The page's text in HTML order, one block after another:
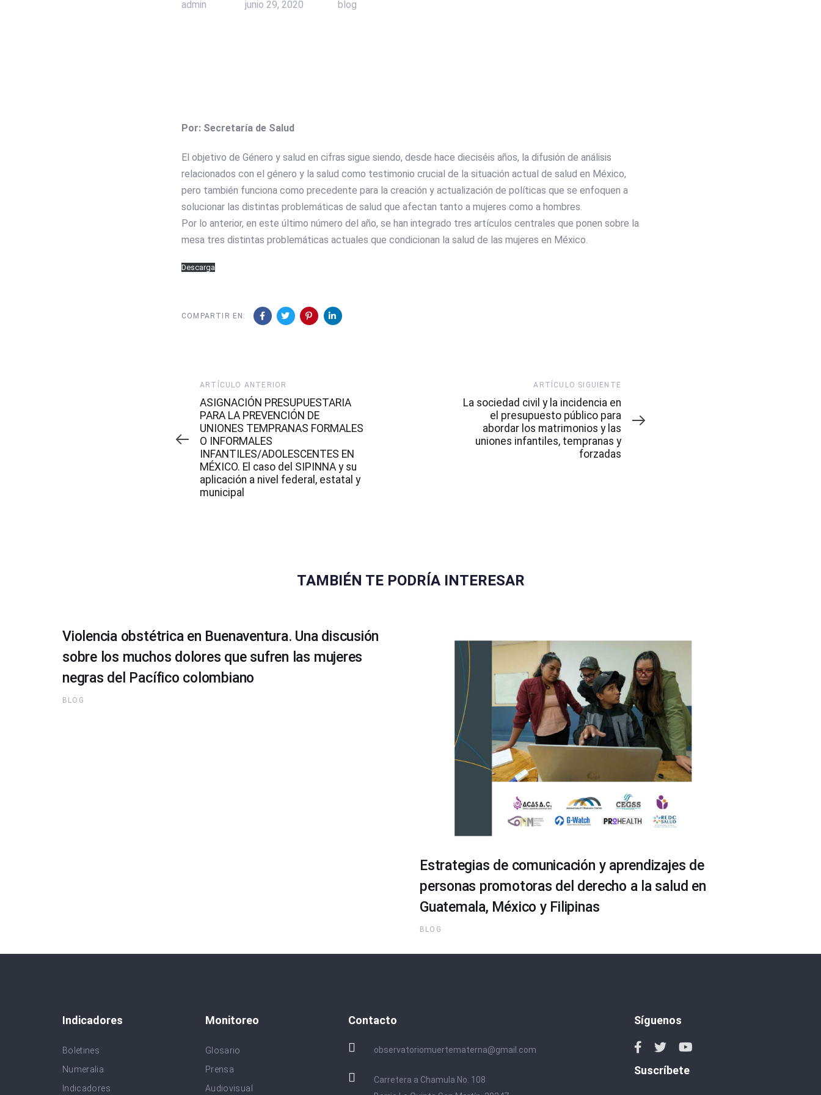
admin junio 29, 2020 blog
Por: Secretaría de Salud
El objetivo de Género y salud en cifras sigue siendo, desde hace dieciséis años, la difusión de análisis
relacionados con el género y la salud como testimonio crucial de la situación actual de salud en México,
pero también funciona como precedente para la creación y actualización de políticas que se enfoquen a
solucionar las distintas problemáticas de salud que afectan tanto a mujeres como a hombres.
Por lo anterior, en este último número del año, se han integrado tres artículos centrales que ponen sobre la
mesa tres distintas problemáticas actuales que condicionan la salud de las mujeres en México.
Descarga
COMPARTIR EN:
Artículo
Anterior
ARTÍCULO ANTERIOR
ASIGNACIÓN PRESUPUESTARIA
PARA LA PREVENCIÓN DE
UNIONES TEMPRANAS FORMALES
O INFORMALES
INFANTILES/ADOLESCENTES EN
MÉXICO. El caso del SIPINNA y su
aplicación a nivel federal, estatal y
municipal
Siguiente
ARTÍCULO SIGUIENTE
La sociedad civil y la incidencia en
el presupuesto público para
abordar los matrimonios y las
uniones infantiles, tempranas y
forzadas
TAMBIÉN TE PODRÍA INTERESAR
Violencia obstétrica en Buenaventura. Una discusión
sobre los muchos dolores que sufren las mujeres
negras del Pacífico colombiano
BLOG
Estrategias de comunicación y aprendizajes de
personas promotoras del derecho a la salud en
Guatemala, México y Filipinas
BLOG
Indicadores
Boletines
Numeralia
Indicadores
Monitoreo
Glosario
Prensa
Audiovisual
Contacto
observatoriomuertematerna@gmail.com
Carretera a Chamula No. 108
Síguenos
Suscríbete